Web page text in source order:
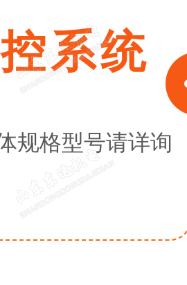
系统
规格型号请详询